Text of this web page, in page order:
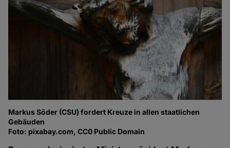
Markus Söder (CSU) fordert Kreuze in allen staatlichen
Gebäuden
Foto: pixabay.com, CC0 Public Domain